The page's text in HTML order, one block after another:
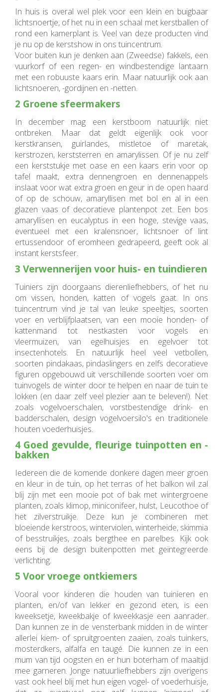
In huis is overal wel plek voor een klein en buigbaar
lichtsnoertje, of het nu in een schaal met kerstballen of
rond een kamerplant is. Veel van deze producten vind
je nu op de kerstshow in ons tuincentrum.
Voor buiten kun je denken aan (Zweedse) fakkels, een
vuurkorf of een regen- en windbestendige lantaarn
met een robuuste kaars erin. Maar natuurlijk ook aan
lichtsnoeren, -gordijnen en -netten.
2 Groene sfeermakers
In december mag een kerstboom natuurlijk niet
ontbreken. Maar dat geldt eigenlijk ook voor
kerstkransen, guirlandes, mistletoe of maretak,
kerstrozen, kerststerren en amarylissen. Of je nu zelf
een kerststukje met oase en een kaars erin voor op
tafel maakt, extra dennengroen en dennenappels
inslaat voor wat extra groen en geur in de open haard
of op de schouw, amaryllisen met bol en al in een
glazen vaas of decoratieve plantenpot zet. Een bos
amaryllisen en eucalyptus in een hoge, stevige vaas,
eventueel met een kralensnoer, lichtsnoer of lint
ertussendoor of eromheen gedrapeerd, geeft ook al
instant kerstsfeer.
3 Verwennerijen voor huis- en tuindieren
Tuiniers zijn doorgaans dierenliefhebbers, of het nu
om vissen, honden, katten of vogels gaat. In ons
tuincentrum vind je tal van leuke speeltjes, soorten
voer en verblijfplaatsen, van een mooie honden- of
kattenmand tot nestkasten voor vogels en
vleermuizen, van egelhuisjes en egelvoer tot
insectenhotels. En natuurlijk heel veel vetbollen,
soorten pindakaas, pindaslingers en zelfs decoratieve
figuren opgebouwd uit verschillende soorten voer om
tuinvogels de winter door te helpen en naar de tuin te
lokken (en daar zelf veel plezier aan te beleven!). Net
zoals vogelvoerschalen, vorstbestendige drink- en
badderschalen, design vogelvoersilo's en traditionele
houten voederhuisjes.
4 Goed gevulde, fleurige tuinpotten en -
bakken
Iedereen die de komende donkere dagen meer groen
en kleur in de tuin, op het terras of het balkon wil zal
blij zijn met een mooie pot of bak met wintergroene
planten, zoals klimop, miniconifeer, hulst, Leucothoe of
het zilverstruikje. Deze kun je combineren met
bloeiende kerstroos, winterviolen, winterheide, skimmia
of besstruikjes, zoals bergthee en parelbes. Kijk ook
eens bij de design buitenpotten met geïntegreerde
verlichting.
5 Voor vroege ontkiemers
Vooral voor kinderen die houden van tuinieren en
planten, en/of van lekker en gezond eten, is een
kweeksetje, kweekbakje of kweekkasje een aanrader.
Dan kunnen ze in de vensterbank midden in de winter
allerlei kiem- of spruitgroenten zaaien, zoals tuinkers,
mosterdkers, alfalfa en taugé. Die kunnen ze in een
mum van tijd oogsten en er hun boterham of maaltijd
mee garneren. Jonge natuurliefhebbers zijn overigens
vast ook heel blij met hun eigen vogel- of voederhuisje,